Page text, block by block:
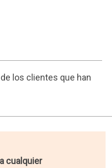
los clientes que han
cualquier